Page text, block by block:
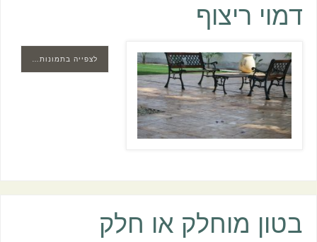
דמוי ריצוף
לצפייה בתמונות…
בטון מוחלק או חלק